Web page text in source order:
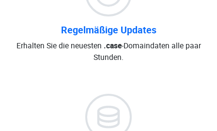
Regelmäßige Updates
Erhalten Sie die neuesten .case-Domaindaten alle paar
Stunden.